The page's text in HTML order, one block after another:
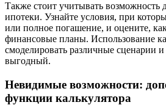
Также стоит учитывать возможность
ипотеки. Узнайте условия, при
или полное погашение, и оцените,
финансовые планы. Использование
смоделировать различные сценарии
выгодный.
Невидимые возможности:
функции калькулятора